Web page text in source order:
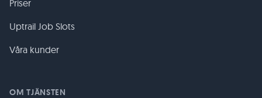
Priser
Uptrail Job Slots
Våra kunder
OM TJÄNSTEN